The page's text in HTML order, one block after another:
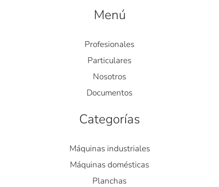
Menú
Profesionales
Particulares
Nosotros
Documentos
Categorías
Máquinas industriales
Máquinas domésticas
Planchas